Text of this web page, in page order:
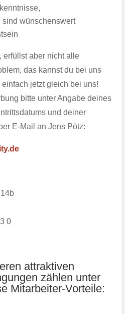
wünschenswert
erfüllst aber nicht alle
das kannst du bei uns
jetzt gleich bei uns!
bitte unter Angabe deines
und deiner
E-Mail an Jens Pötz:
0
attraktiven
zählen unter
Mitarbeiter-Vorteile: